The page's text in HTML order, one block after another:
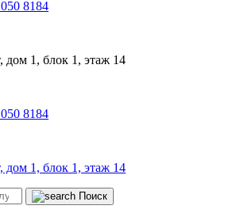
8184
дом 1, блок 1, этаж 14
8184
дом 1, блок 1, этаж 14
Поиск